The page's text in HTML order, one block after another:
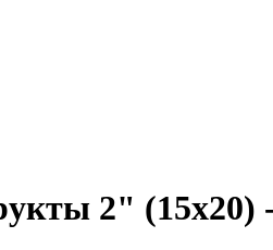
2" (15х20)